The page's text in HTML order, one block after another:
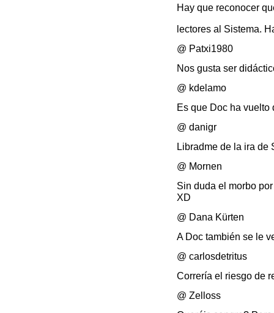
Hay que reconocer
lectores al Sistema.
@ Patxi1980
Nos gusta ser
@ kdelamo
Es que Doc ha
@ danigr
Libradme de la ira de
@ Mornen
Sin duda el morbo
XD
@ Dana Kürten
A Doc también se le
@ carlosdetritus
Correría el riesgo de
@ Zelloss